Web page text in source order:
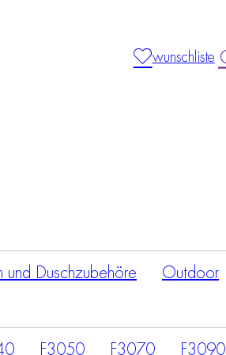
wunschliste
und Duschzubehöre Outdoor
F3050 F3070 F3090